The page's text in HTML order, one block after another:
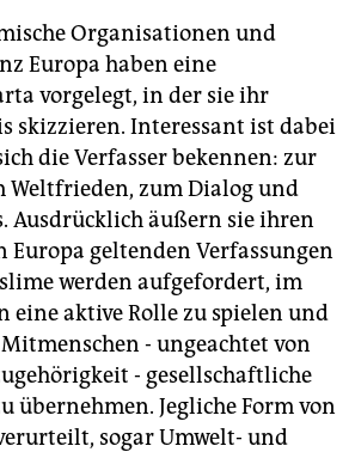
Organisationen und
Europa haben eine
vorgelegt, in der sie ihr
skizzieren. Interessant ist dabei
die Verfasser bekennen: zur
Weltfrieden, zum Dialog und
Ausdrücklich äußern sie ihren
Europa geltenden Verfassungen
werden aufgefordert, im
eine aktive Rolle zu spielen und
- ungeachtet von
- gesellschaftliche
übernehmen. Jegliche Form von
sogar Umwelt- und